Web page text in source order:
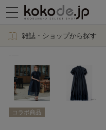
雑誌・ショップから探す
コラボ商品